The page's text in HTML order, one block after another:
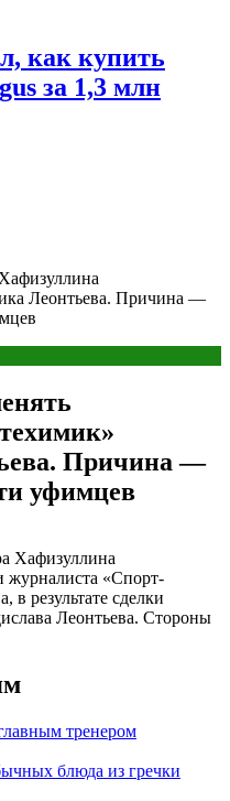
как купить
за 1,3 млн
Леонтьева. Причина —
Причина —
уфимцев
Хафизуллина
«Спорт-
в результате сделки
Леонтьева. Стороны
тренером
блюда из гречки